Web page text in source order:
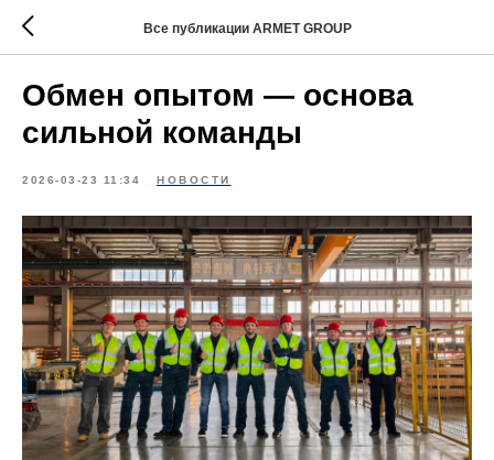
Все публикации ARMET GROUP
Обмен опытом — основа
сильной команды
2026-03-23 11:34 НОВОСТИ